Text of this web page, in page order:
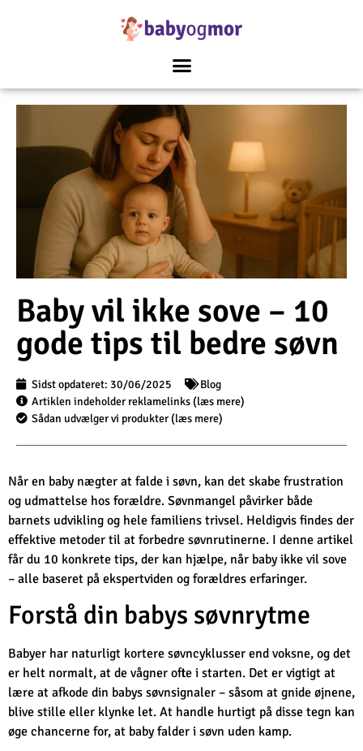
Baby vil ikke sove – 10
gode tips til bedre søvn
Sidst opdateret: 30/06/2025
Blog
Artiklen indeholder reklamelinks (læs mere)
Sådan udvælger vi produkter (læs mere)
Når en baby nægter at falde i søvn, kan det skabe frustration
og udmattelse hos forældre. Søvnmangel påvirker både
barnets udvikling og hele familiens trivsel. Heldigvis findes der
effektive metoder til at forbedre søvnrutinerne. I denne artikel
får du 10 konkrete tips, der kan hjælpe, når baby ikke vil sove
– alle baseret på ekspertviden og forældres erfaringer.
Forstå din babys søvnrytme
Babyer har naturligt kortere søvncyklusser end voksne, og det
er helt normalt, at de vågner ofte i starten. Det er vigtigt at
lære at afkode din babys søvnsignaler – såsom at gnide øjnene,
blive stille eller klynke let. At handle hurtigt på disse tegn kan
øge chancerne for, at baby falder i søvn uden kamp.